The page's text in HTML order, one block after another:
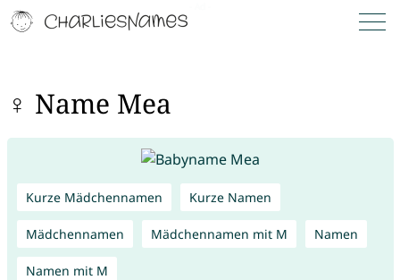
♀ Name Mea
Kurze Mädchennamen Kurze Namen
Mädchennamen Mädchennamen mit M Namen
Namen mit M